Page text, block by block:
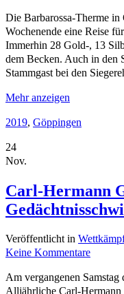
Die Barbarossa-Therme
Wochenende eine Reise
Immerhin 28 Gold-, 13
dem Becken. Auch in den
Stammgast bei den
Mehr anzeigen
2019, Göppingen
24
Nov.
Carl-Hermann
Veröffentlicht in
Keine Kommentare
Am vergangenen
Alljährliche Carl-Hermann